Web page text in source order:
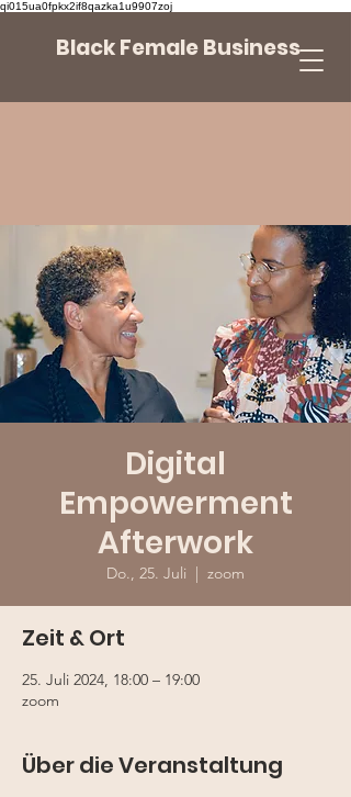
qi015ua0fpkx2if8qazka1u9907zoj
Black Female Business
Digital
Empowerment
Afterwork
Do., 25. Juli
  |
zoom
Zeit & Ort
25. Juli 2024, 18:00 – 19:00
zoom
Über die Veranstaltung